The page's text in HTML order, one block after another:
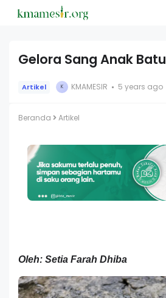
Gelora Sang Anak Batu
Artikel K KMAMESIR 5 years ago
Beranda Artikel
Oleh: Setia Farah Dhiba